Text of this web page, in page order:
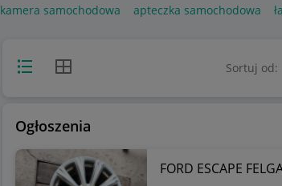
kamera samochodowa apteczka samochodowa
Widok listyWidok siatki Sortuj od:
Ogłoszenia
FORD ESCAPE